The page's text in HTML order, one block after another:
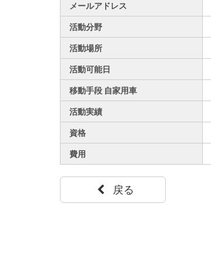
メールアドレス
活動分野
活動場所
活動可能日
移動手段 自家用車
活動実績
資格
費用
戻る